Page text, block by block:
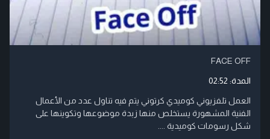
FACE OFF
المدة: 02:52
العمل تلفزيوني كوميدي كرتوني يتم فيه تناول عدد من الأعمال
الفنية المشهورة يستخلص منها زبدة موضوعها وتكوينها على
شكل رسومات كوميدية ....